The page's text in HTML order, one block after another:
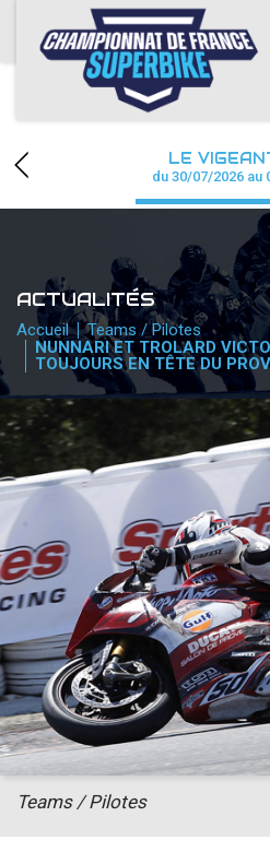
ACCUEIL
CHAMPIONNAT
CALENDRIER
PHOTOS / WEB TV
PARTENAIRES
PRESSE
PRESSE
accéder à la
LE
du 30/07/2026 au
ACTUALITÉS
Accueil
Teams / Pilotes
NUNNARI ET TROLARD
TOUJOURS EN TÊTE DU
Teams / Pilotes